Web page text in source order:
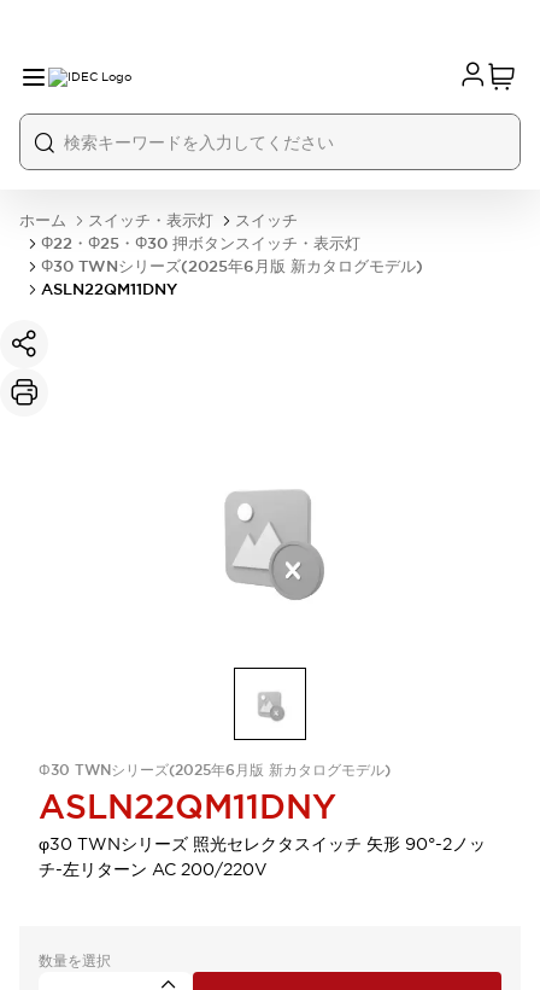
ホーム スイッチ・表示灯
スイッチ
Φ22・Φ25・Φ30 押ボタンスイッチ・表示灯
Φ30 TWNシリーズ(2025年6月版 新カタログモデル)
ASLN22QM11DNY
Φ30 TWNシリーズ(2025年6月版 新カタログモデル)
ASLN22QM11DNY
φ30 TWNシリーズ 照光セレクタスイッチ 矢形 90°-2ノッ
チ-左リターン AC 200/220V
数量を選択